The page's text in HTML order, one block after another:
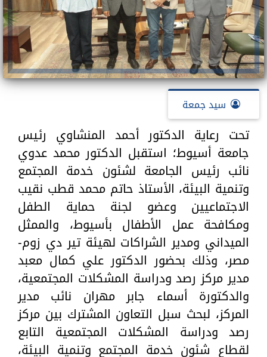
سيد جمعة
تحت رعاية الدكتور أحمد المنشاوي رئيس
جامعة أسيوط؛ استقبل الدكتور محمد عدوي
نائب رئيس الجامعة لشئون خدمة المجتمع
وتنمية البيئة، الأستاذ حاتم محمد قطب نقيب
الاجتماعيين وعضو لجنة حماية الطفل
ومكافحة عمل الأطفال بأسيوط، والممثل
الميداني ومدير الشراكات لهيئة تير دي زوم-
مصر، وذلك بحضور الدكتور علي كمال معبد
مدير مركز رصد ودراسة المشكلات المجتمعية،
والدكتورة أسماء جابر مهران نائب مدير
المركز، لبحث سبل التعاون المشترك بين مركز
رصد ودراسة المشكلات المجتمعية التابع
لقطاع شئون خدمة المجتمع وتنمية البيئة،